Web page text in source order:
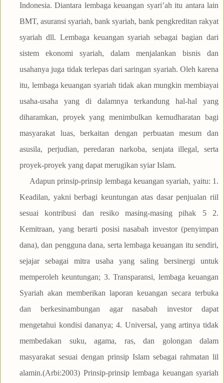
Indonesia. Diantara lembaga keuangan syari’ah itu antara lain
BMT, asuransi syariah, bank syariah, bank pengkreditan rakyat
syariah dll. Lembaga keuangan syariah sebagai bagian dari
sistem ekonomi syariah, dalam menjalankan bisnis dan
usahanya juga tidak terlepas dari saringan syariah. Oleh karena
itu, lembaga keuangan syariah tidak akan mungkin membiayai
usaha-usaha yang di dalamnya terkandung hal-hal yang
diharamkan, proyek yang menimbulkan kemudharatan bagi
masyarakat luas, berkaitan dengan perbuatan mesum dan
asusila, perjudian, peredaran narkoba, senjata illegal, serta
proyek-proyek yang dapat merugikan syiar Islam.
Adapun prinsip-prinsip lembaga keuangan syariah, yaitu: 1.
Keadilan, yakni berbagi keuntungan atas dasar penjualan riil
sesuai kontribusi dan resiko masing-masing pihak 5 2.
Kemitraan, yang berarti posisi nasabah investor (penyimpan
dana), dan pengguna dana, serta lembaga keuangan itu sendiri,
sejajar sebagai mitra usaha yang saling bersinergi untuk
memperoleh keuntungan; 3. Transparansi, lembaga keuangan
Syariah akan memberikan laporan keuangan secara terbuka
dan berkesinambungan agar nasabah investor dapat
mengetahui kondisi dananya; 4. Universal, yang artinya tidak
membedakan suku, agama, ras, dan golongan dalam
masyarakat sesuai dengan prinsip Islam sebagai rahmatan lil
alamin.(Arbi:2003) Prinsip-prinsip lembaga keuangan syariah